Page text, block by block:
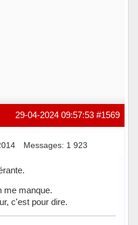
#1569
29-04-2024 09:57:53
Messages: 1 923
me manque.
c'est pour dire.